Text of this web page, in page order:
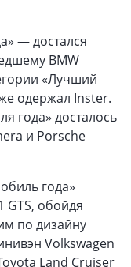
— достался
BMW
«Лучший
одержал Inster.
года» досталось
и Porsche
года»
GTS, обойдя
по дизайну
Volkswagen
Land Cruiser